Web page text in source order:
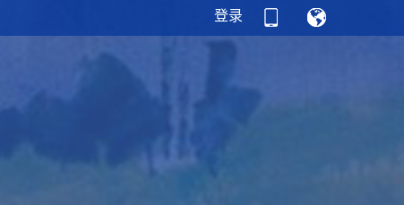
登录